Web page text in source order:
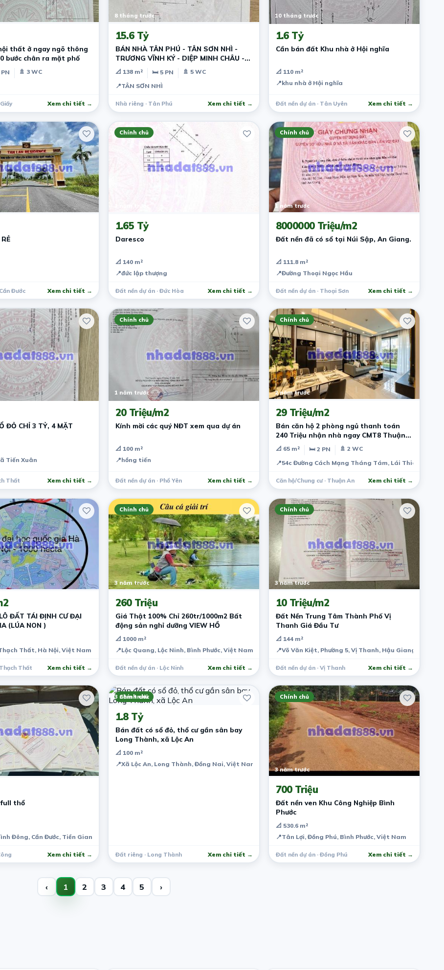
thất ở ngay ngõ thông
bước chân ra mặt phố
🚿 3 WC
Xem chi tiết →
8 tháng trước
15.6 Tỷ
BÁN NHÀ TÂN PHÚ - TÂN SƠN NHÌ -
TRƯƠNG VĨNH KÝ - DIỆP MINH CHÂU -
5,5*25M .
📐 138 m² 🛏 5 PN
🚿 5 WC
📍TÂN SƠN NHÌ
Nhà riêng · Tân Phú Xem chi tiết →
10 tháng trước
1.6 Tỷ
Cần bán đất Khu nhà ở Hội nghĩa
📐 110 m²
📍khu nhà ở Hội nghĩa
Đất nền dự án · Tân Uyên Xem chi tiết →
Đước Xem chi tiết →
Chính chủ
1.65 Tỷ
Daresco
📐 140 m²
📍đức lập thượng
Đất nền dự án · Đức Hòa Xem chi tiết →
Chính chủ
1 năm trước
8000000 Triệu/m2
Đất nền đã có sổ tại Núi Sập, An Giang.
📐 111.8 m²
📍Đường Thoại Ngọc Hầu
Đất nền dự án · Thoại Sơn Xem chi tiết →
ĐỎ CHỈ 3 TỶ, 4 MẶT
Tiến Xuân
Thất Xem chi tiết →
Chính chủ
1 năm trước
20 Triệu/m2
Kính mời các quý NĐT xem qua dự án
📐 100 m²
📍hồng tiến
Đất nền dự án · Phổ Yên Xem chi tiết →
Chính chủ
2 năm trước
29 Triệu/m2
Bán căn hộ 2 phòng ngủ thanh toán
240 Triệu nhận nhà ngay CMT8 Thuận
An
📐 65 m² 🛏 2 PN
🚿 2 WC
📍54c Đường Cách Mạng Tháng Tám, Lái Thiêu,
Căn hộ/Chung cư · Thuận An Xem chi tiết →
ĐẤT TÁI ĐỊNH CƯ ĐẠI
(LÚA NON )
Thất, Hà Nội, Việt Nam
Thất Xem chi tiết →
Chính chủ
3 năm trước
260 Triệu
Giá Thật 100% Chỉ 260tr/1000m2 Bất
động sản nghỉ dưỡng VIEW HỒ
📐 1000 m²
📍Lộc Quang, Lộc Ninh, Bình Phước, Việt Nam
Đất nền dự án · Lộc Ninh Xem chi tiết →
Chính chủ
3 năm trước
10 Triệu/m2
Đất Nền Trung Tâm Thành Phố Vị
Thanh Giá Đầu Tư
📐 144 m²
📍Võ Văn Kiệt, Phường 5, Vị Thanh, Hậu Giang, Việt
Đất nền dự án · Vị Thanh Xem chi tiết →
thổ
Đông, Cần Đước, Tiền Giang, Việt Nam
Xem chi tiết →
Chính chủ
3 năm trước
1.8 Tỷ
Bán đất có sổ đỏ, thổ cư gần sân bay
Long Thành, xã Lộc An
📐 100 m²
📍Xã Lộc An, Long Thành, Đồng Nai, Việt Nam
Đất riêng · Long Thành Xem chi tiết →
Chính chủ
3 năm trước
700 Triệu
Đất nền ven Khu Công Nghiệp Bình
Phước
📐 530.6 m²
📍Tân Lợi, Đồng Phú, Bình Phước, Việt Nam
Đất nền dự án · Đồng Phú Xem chi tiết →
‹ 1 2 3 4 5 ›